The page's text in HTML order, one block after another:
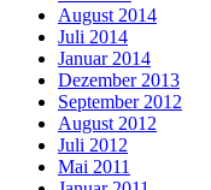
August 2014
Juli 2014
Januar 2014
Dezember 2013
September 2012
August 2012
Juli 2012
Mai 2011